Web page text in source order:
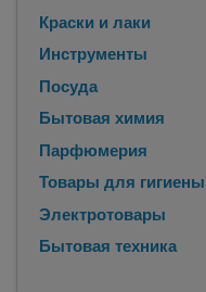
Краски и лаки
Инструменты
Посуда
Бытовая химия
Парфюмерия
Товары для гигиены
Электротовары
Бытовая техника